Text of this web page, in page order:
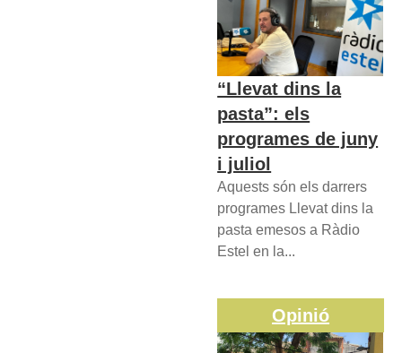
“Llevat dins la
pasta”: els
programes de juny
i juliol
Aquests són els darrers
programes Llevat dins la
pasta emesos a Ràdio
Estel en la...
Opinió